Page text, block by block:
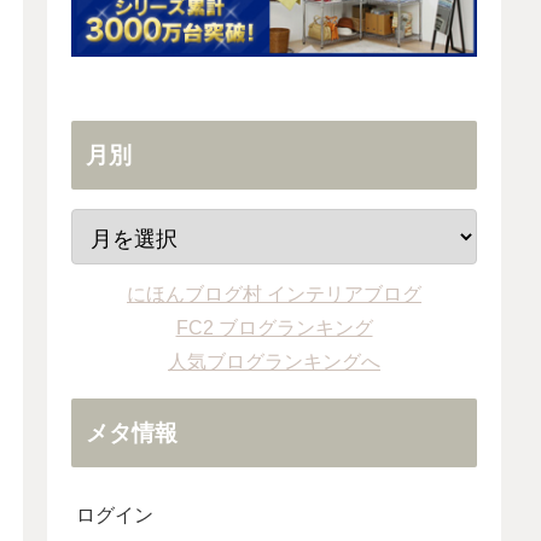
月別
にほんブログ村 インテリアブログ
FC2 ブログランキング
人気ブログランキングへ
メタ情報
ログイン